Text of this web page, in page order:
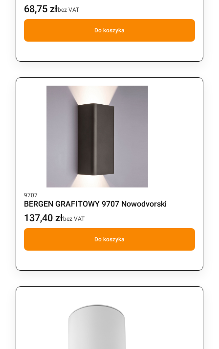
Cena
68,75 złbez VAT
Do koszyka
Kod produktu
9707
BERGEN GRAFITOWY 9707 Nowodvorski
Cena
137,40 złbez VAT
Do koszyka